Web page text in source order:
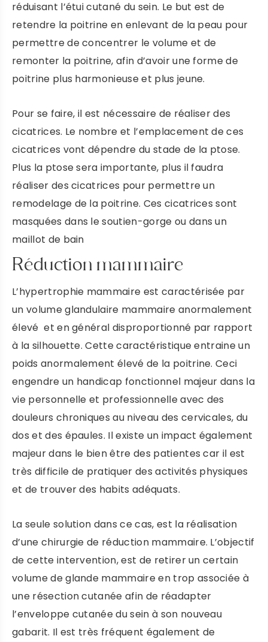
réduisant l’étui cutané du sein. Le but est de
retendre la poitrine en enlevant de la peau pour
permettre de concentrer le volume et de
remonter la poitrine, afin d’avoir une forme de
poitrine plus harmonieuse et plus jeune.
Pour se faire, il est nécessaire de réaliser des
cicatrices. Le nombre et l’emplacement de ces
cicatrices vont dépendre du stade de la ptose.
Plus la ptose sera importante, plus il faudra
réaliser des cicatrices pour permettre un
remodelage de la poitrine. Ces cicatrices sont
masquées dans le soutien-gorge ou dans un
maillot de bain
Réduction mammaire
L’hypertrophie mammaire est caractérisée par
un volume glandulaire mammaire anormalement
élevé et en général disproportionné par rapport
à la silhouette. Cette caractéristique entraine un
poids anormalement élevé de la poitrine. Ceci
engendre un handicap fonctionnel majeur dans la
vie personnelle et professionnelle avec des
douleurs chroniques au niveau des cervicales, du
dos et des épaules. Il existe un impact également
majeur dans le bien être des patientes car il est
très difficile de pratiquer des activités physiques
et de trouver des habits adéquats.
La seule solution dans ce cas, est la réalisation
d’une chirurgie de réduction mammaire. L’objectif
de cette intervention, est de retirer un certain
volume de glande mammaire en trop associée à
une résection cutanée afin de réadapter
l’enveloppe cutanée du sein à son nouveau
gabarit. Il est très fréquent également de